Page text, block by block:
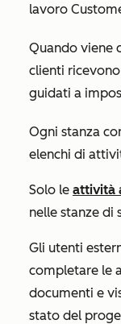
lavoro
Quando viene
clienti ricevono
guidati a
Ogni stanza
elenchi di
Solo le attività
nelle stanze di
Gli utenti
completare le
documenti e
stato del